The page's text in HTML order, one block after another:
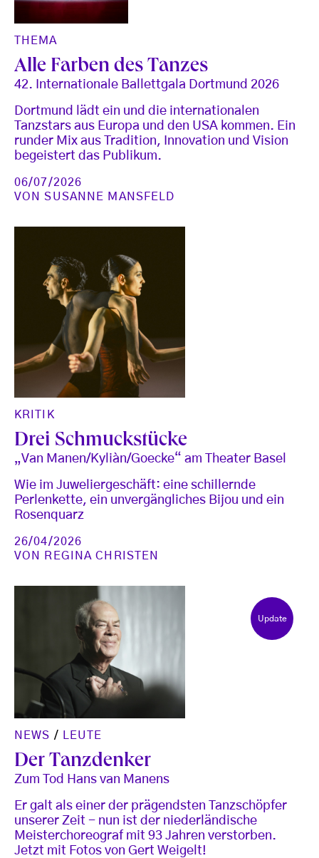
THEMA
Alle Farben des Tanzes
42. Internationale Ballettgala Dortmund 2026
Dortmund lädt ein und die internationalen
Tanzstars aus Europa und den USA kommen. Ein
runder Mix aus Tradition, Innovation und Vision
begeistert das Publikum.
06/07/2026
VONSUSANNE MANSFELD
KRITIK
Drei Schmuckstücke
„Van Manen/Kyliàn/Goecke“ am Theater Basel
Wie im Juweliergeschäft: eine schillernde
Perlenkette, ein unvergängliches Bijou und ein
Rosenquarz
26/04/2026
VON
REGINA CHRISTEN
Update
NEWS / LEUTE
Der Tanzdenker
Zum Tod Hans van Manens
Er galt als einer der prägendsten Tanzschöpfer
unserer Zeit - nun ist der niederländische
Meisterchoreograf mit 93 Jahren verstorben.
Jetzt mit Fotos von Gert Weigelt!